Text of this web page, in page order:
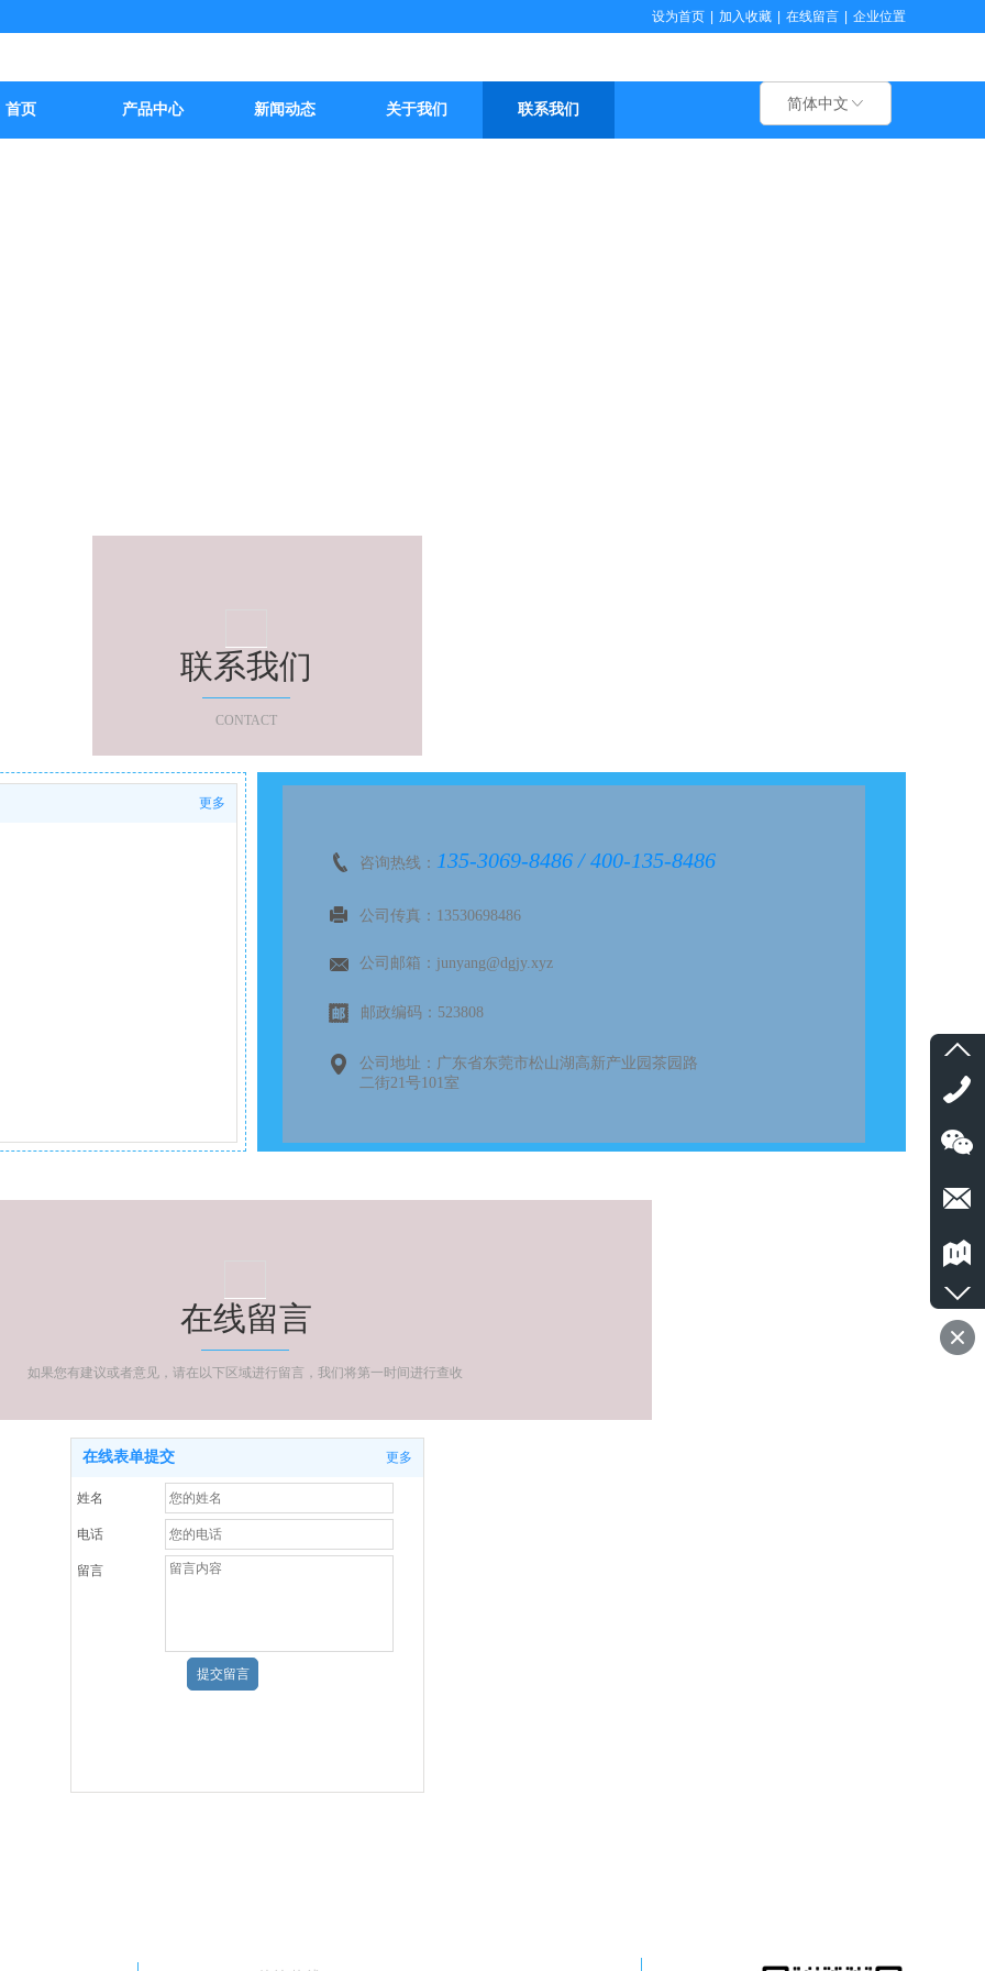
简体中文
首页 产品中心 新闻动态 关于我们 联系我们
设为首页 加入收藏 在线留言 企业位置
咨询热线： 135-3069-8486 / 400-135-8486
公司传真：13530698486
公司邮箱：junyang@dgjy.xyz
邮政编码：523808
公司地址：广东省东莞市松山湖高新产业园茶园路
二街21号101室
联系我们
CONTACT
更多
在线留言
如果您有建议或者意见，请在以下区域进行留言，我们将第一时间进行查收
在线表单提交 更多
姓名
电话
留言